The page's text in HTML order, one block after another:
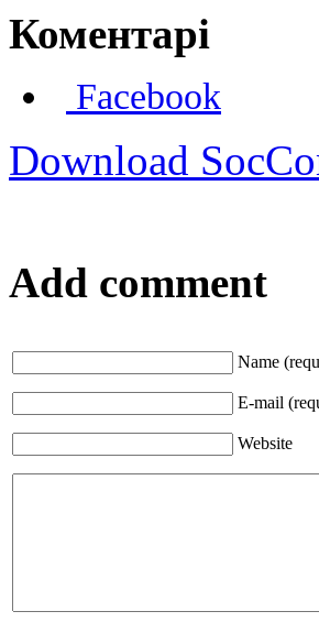
Коментарі
Facebook
Download
Add comment
Name
E-mail
Website